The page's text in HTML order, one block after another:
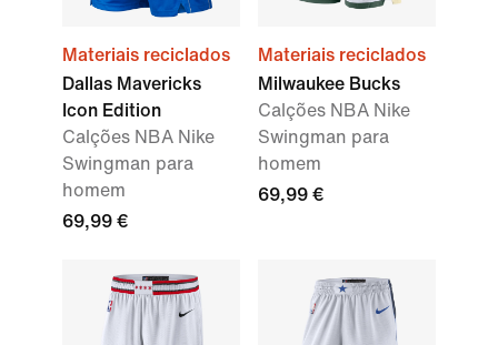
Materiais reciclados
Dallas Mavericks
Icon Edition
Calções NBA Nike
Swingman para
homem
69,99 €
Materiais reciclados
Milwaukee Bucks
Calções NBA Nike
Swingman para
homem
69,99 €